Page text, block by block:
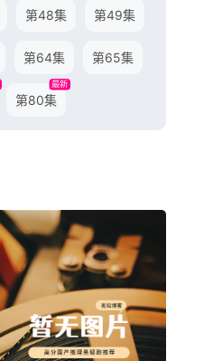
第48集 第49集
第64集 第65集
第80集
最新